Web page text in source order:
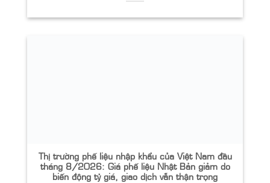
Thị trường phế liệu nhập khẩu của Việt Nam đầu
tháng 8/2026: Giá phế liệu Nhật Bản giảm do
biến động tỷ giá, giao dịch vẫn thận trọng